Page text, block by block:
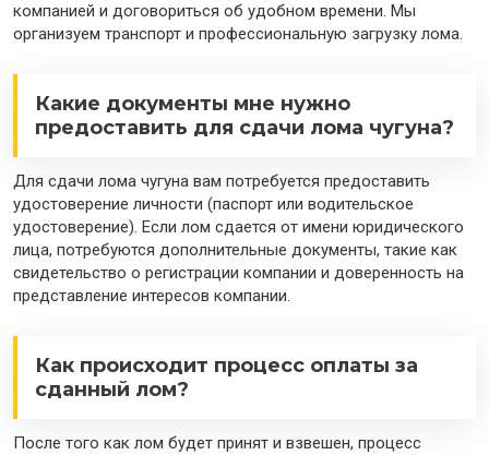
компанией и договориться об удобном времени. Мы
организуем транспорт и профессиональную загрузку лома.
Какие документы мне нужно
предоставить для сдачи лома чугуна?
Для сдачи лома чугуна вам потребуется предоставить
удостоверение личности (паспорт или водительское
удостоверение). Если лом сдается от имени юридического
лица, потребуются дополнительные документы, такие как
свидетельство о регистрации компании и доверенность на
представление интересов компании.
Как происходит процесс оплаты за
сданный лом?
После того как лом будет принят и взвешен, процесс